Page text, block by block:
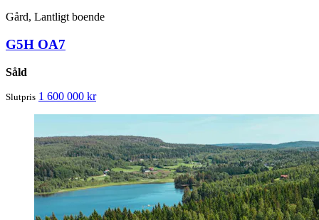
Gård, Lantligt boende
G5H OA7
Såld
Slutpris 1 600 000 kr